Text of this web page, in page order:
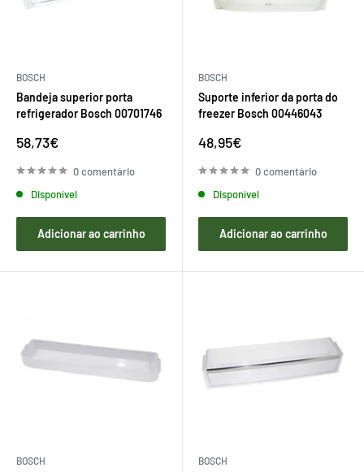
BOSCH
Bandeja superior porta
refrigerador Bosch 00701746
Preço
venda
58,73€
0 comentário
Disponível
Adicionar ao carrinho
BOSCH
Suporte inferior da porta do
freezer Bosch 00446043
Preço
venda
48,95€
0 comentário
Disponível
Adicionar ao carrinho
BOSCH BOSCH